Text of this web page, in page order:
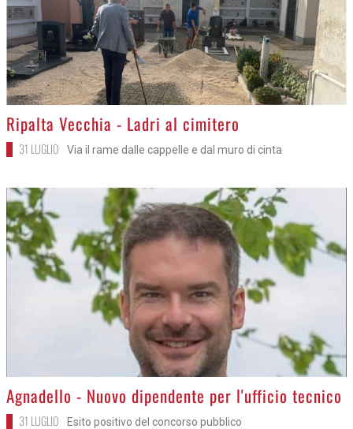
>
Ripalta Vecchia - Ladri al cimitero
31 LUGLIO Via il rame dalle cappelle e dal muro di cinta
>
Agnadello - Nuovo dipendente per l'ufficio tecnico
31 LUGLIO Esito positivo del concorso pubblico